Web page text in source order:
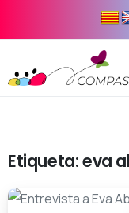
Etiqueta:eva